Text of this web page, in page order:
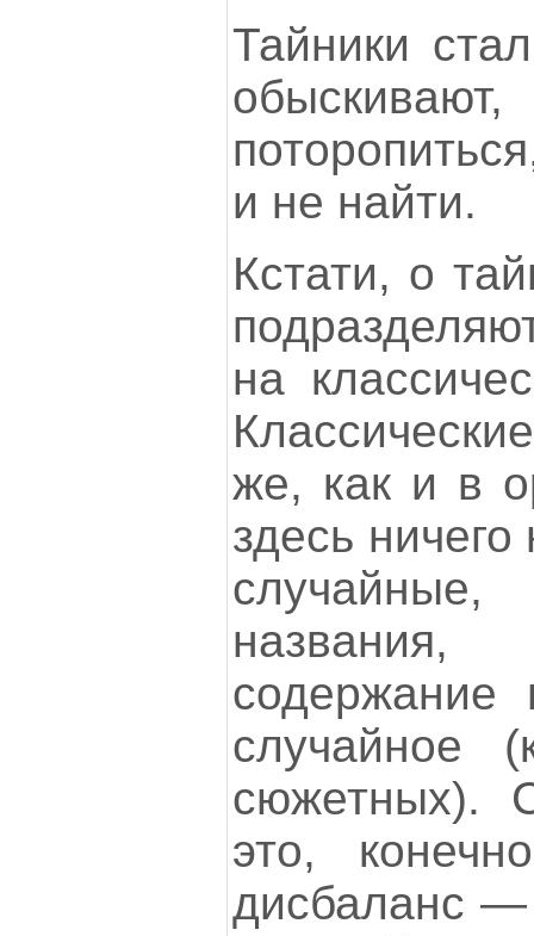
Тайники
и не найти.
Кстати, о
на
же, как и в
здесь
содержание
случайное
сюжетных).
это,
дисбаланс